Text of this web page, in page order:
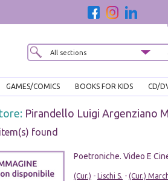
GAMES/COMICS BOOKS FOR KIDS CD/
Pirandello Luigi Argenziano
found
Poetroniche. Video E
(Cur.) - Lischi S. - (Cur.)